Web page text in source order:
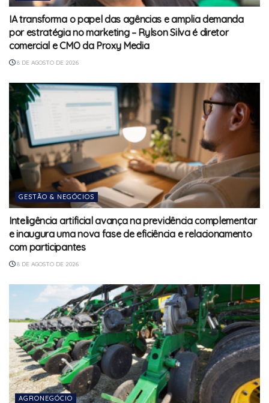
IA transforma o papel das agências e amplia demanda
por estratégia no marketing – Rylson Silva é diretor
comercial e CMO da Proxy Media
8 DE AGOSTO DE 2026
GESTÃO & NEGÓCIOS
Inteligência artificial avança na previdência complementar
e inaugura uma nova fase de eficiência e relacionamento
com participantes
8 DE AGOSTO DE 2026
AGRONEGÓCIO